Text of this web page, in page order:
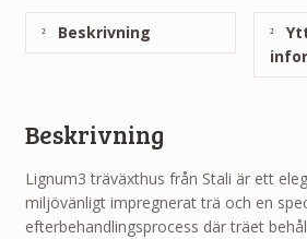
Beskrivning
Beskrivning
Lignum3 träväxthus från Stali är ett
miljövänligt impregnerat trä och en
efterbehandlingsprocess där träet